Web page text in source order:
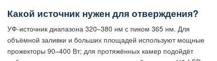
Какой источник нужен для отверждения?
УФ-источник диапазона 320–380 нм с пиком 365 нм. Для
объёмной заливки и больших площадей используют мощные
прожекторы 90–400 Вт; для протяжённых камер подойдёт